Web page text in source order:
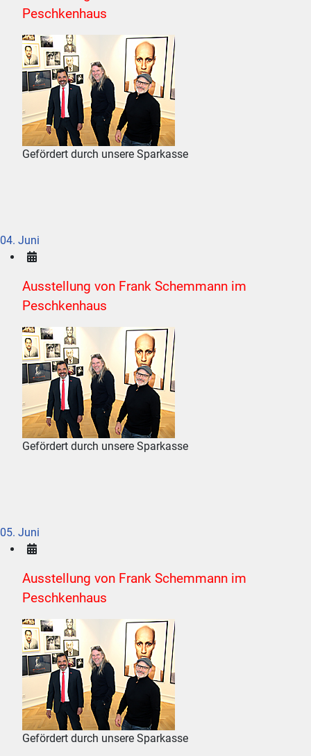
Peschkenhaus
Gefördert durch unsere Sparkasse
04. Juni
Ausstellung von Frank Schemmann im
Peschkenhaus
Gefördert durch unsere Sparkasse
05. Juni
Ausstellung von Frank Schemmann im
Peschkenhaus
Gefördert durch unsere Sparkasse